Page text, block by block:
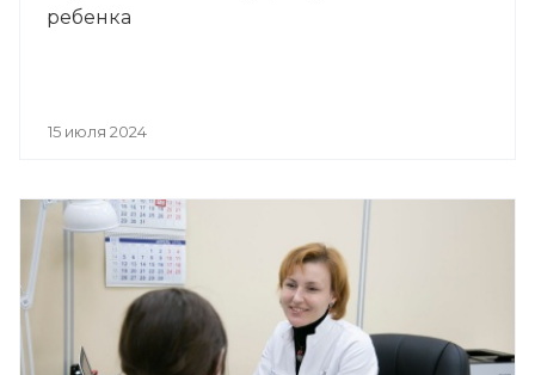
ребенка
15 июля 2024